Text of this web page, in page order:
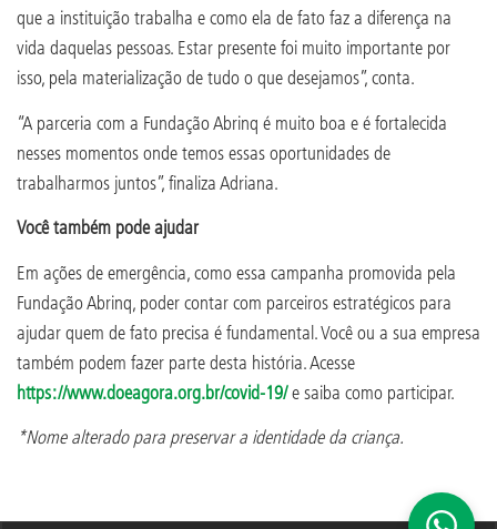
que a instituição trabalha e como ela de fato faz a diferença na
vida daquelas pessoas. Estar presente foi muito importante por
isso, pela materialização de tudo o que desejamos”, conta.
“A parceria com a Fundação Abrinq é muito boa e é fortalecida
nesses momentos onde temos essas oportunidades de
trabalharmos juntos”, finaliza Adriana.
Você também pode ajudar
Em ações de emergência, como essa campanha promovida pela
Fundação Abrinq, poder contar com parceiros estratégicos para
ajudar quem de fato precisa é fundamental. Você ou a sua empresa
também podem fazer parte desta história. Acesse
https://www.doeagora.org.br/covid-19/e saiba como participar.
*Nome alterado para preservar a identidade da criança.